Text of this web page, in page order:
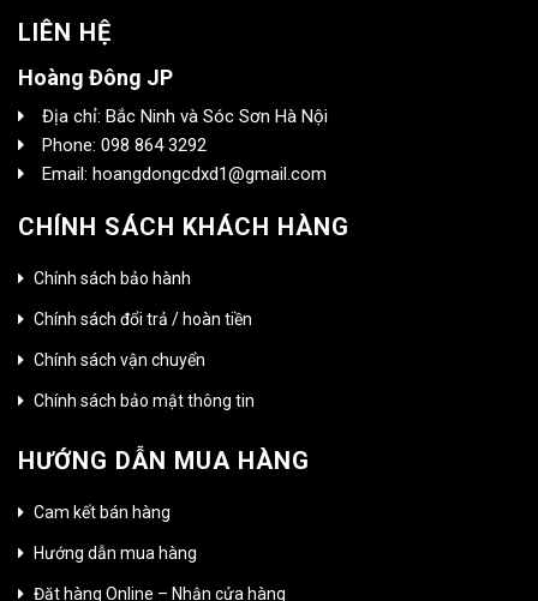
LIÊN HỆ
Hoàng Đông JP
Địa chỉ: Bắc Ninh và Sóc Sơn Hà Nội
Phone: 098 864 3292
Email: hoangdongcdxd1@gmail.com
CHÍNH SÁCH KHÁCH HÀNG
Chính sách bảo hành
Chính sách đổi trả / hoàn tiền
Chính sách vận chuyển
Chính sách bảo mật thông tin
HƯỚNG DẪN MUA HÀNG
Cam kết bán hàng
Hướng dẫn mua hàng
Đặt hàng Online – Nhận cửa hàng